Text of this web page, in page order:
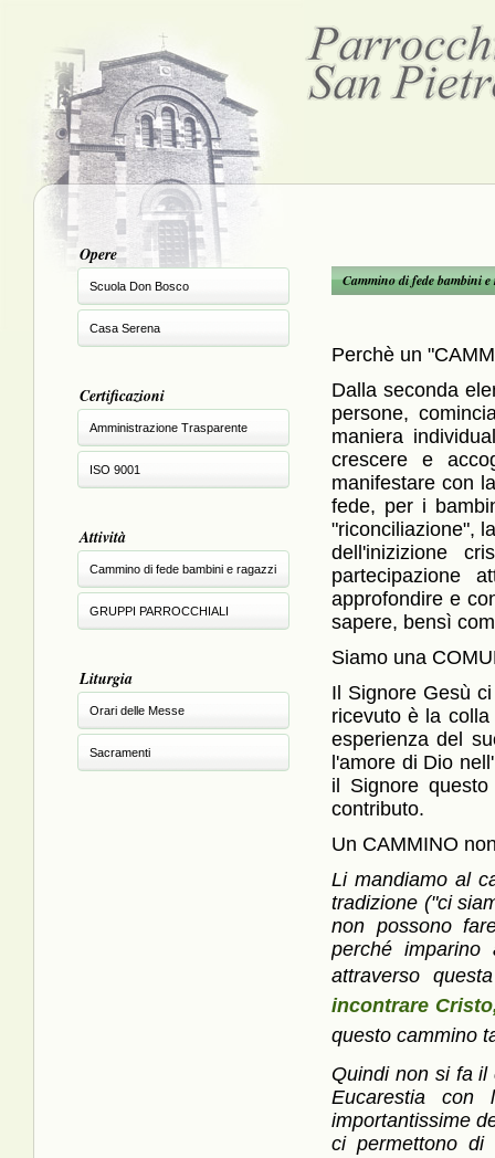
Opere
Scuola Don Bosco
Casa Serena
Certificazioni
Amministrazione Trasparente
ISO 9001
Attività
Cammino di fede bambini e ragazzi
GRUPPI PARROCCHIALI
Liturgia
Orari delle Messe
Sacramenti
Cammino di fede bambini e
Perchè un
Dalla seconda
persone,
maniera
crescere e
manifestare con
fede, per i
"riconciliazione",
dell'inizizione
partecipazione
approfondire e
sapere, bensì
Siamo una
Il Signore Gesù
ricevuto è la
esperienza del
l'amore di Dio
il Signore
contributo.
Un CAMMINO
Li mandiamo al
tradizione ("ci
non possono
perché
attraverso
incontrare
questo cammino
Quindi non si fa il
Eucarestia
importantissime
ci permettono di